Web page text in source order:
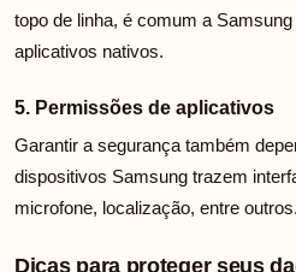
topo de linha, é comum a
aplicativos nativos.
5. Permissões de aplicativos
Garantir a segurança também
dispositivos Samsung trazem
microfone, localização, entre
Dicas para proteger seus